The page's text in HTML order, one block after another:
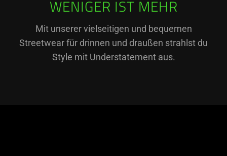
WENIGER IST MEHR
Mit unserer vielseitigen und bequemen
Streetwear für drinnen und draußen strahlst du
Style mit Understatement aus.